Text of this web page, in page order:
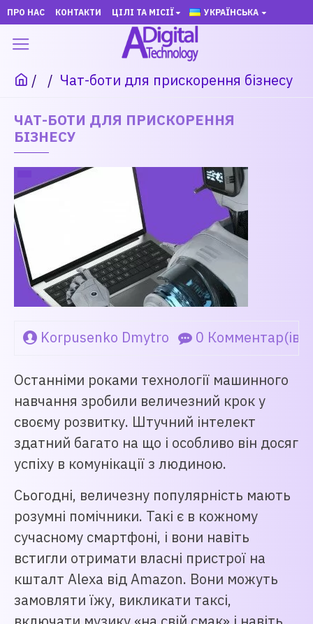
ПРО НАС КОНТАКТИ ЦІЛІ ТА МІСІЇ УКРАЇНСЬКА
Чат-боти для прискорення бізнесу
ЧАТ-БОТИ ДЛЯ ПРИСКОРЕННЯ
БІЗНЕСУ
Korpusenko Dmytro 0 Комментар(ів)
Останніми роками технології машинного
навчання зробили величезний крок у
своєму розвитку. Штучний інтелект
здатний багато на що і особливо він досяг
успіху в комунікації з людиною.
Сьогодні, величезну популярність мають
розумні помічники. Такі є в кожному
сучасному смартфоні, і вони навіть
встигли отримати власні пристрої на
кшталт Alexa від Amazon. Вони можуть
замовляти їжу, викликати таксі,